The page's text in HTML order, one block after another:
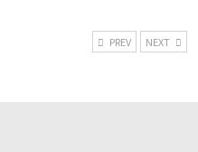
PREV NEXT